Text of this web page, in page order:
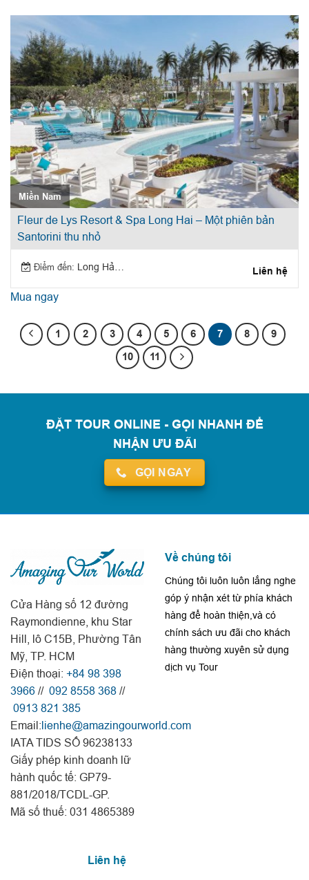
Miền Nam
Fleur de Lys Resort & Spa Long Hai – Một phiên bản
Santorini thu nhỏ
Điểm đến: Long Hải, Vũng Tàu Liên hệ
Mua ngay
1 2 3 4 5 6 7 8
9
10
11
ĐẶT TOUR ONLINE - GỌI NHANH ĐỂ
NHẬN ƯU ĐÃI
GỌI NGAY
Cửa Hàng số 12 đường
Raymondienne, khu Star
Hill, lô C15B, Phường Tân
Mỹ, TP. HCM
Điện thoại: +84 98 398
3966 // 092 8558 368 //
0913 821 385
Email:lienhe@amazingourworld.com
IATA TIDS SỐ 96238133
Giấy phép kinh doanh lữ
hành quốc tế: GP79-
881/2018/TCDL-GP.
Mã số thuế: 031 4865389
Về chúng tôi
Chúng tôi luôn luôn lắng nghe
góp ý nhận xét từ phía khách
hàng để hoàn thiện,và có
chính sách ưu đãi cho khách
hàng thường xuyên sử dụng
dịch vụ Tour
Liên hệ